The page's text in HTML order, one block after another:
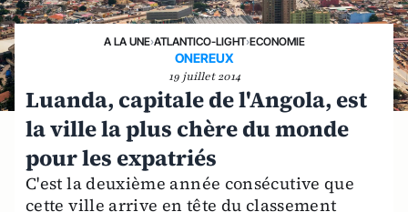
A LA UNE›ATLANTICO-LIGHT›ECONOMIE
ONEREUX
19 juillet 2014
Luanda, capitale de l'Angola, est
la ville la plus chère du monde
pour les expatriés
C'est la deuxième année consécutive que
cette ville arrive en tête du classement